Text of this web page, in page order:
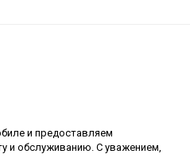
и предоставляем
и обслуживанию. С уважением,